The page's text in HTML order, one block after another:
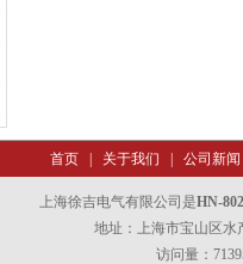
首页| 关于我们 公司新闻
上海徐吉电气有限公司是HN-
地址：上海市宝山区水
访问量：